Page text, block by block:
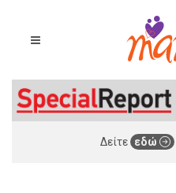
Δείτε εδώ